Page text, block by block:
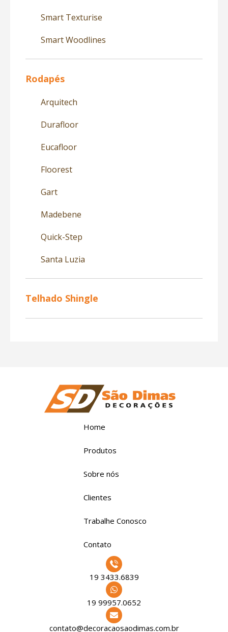
Smart Texturise
Smart Woodlines
Rodapés
Arquitech
Durafloor
Eucafloor
Floorest
Gart
Madebene
Quick-Step
Santa Luzia
Telhado Shingle
Home
Produtos
Sobre nós
Clientes
Trabalhe Conosco
Contato
19 3433.6839
19 99957.0652
contato@decoracaosaodimas.com.br